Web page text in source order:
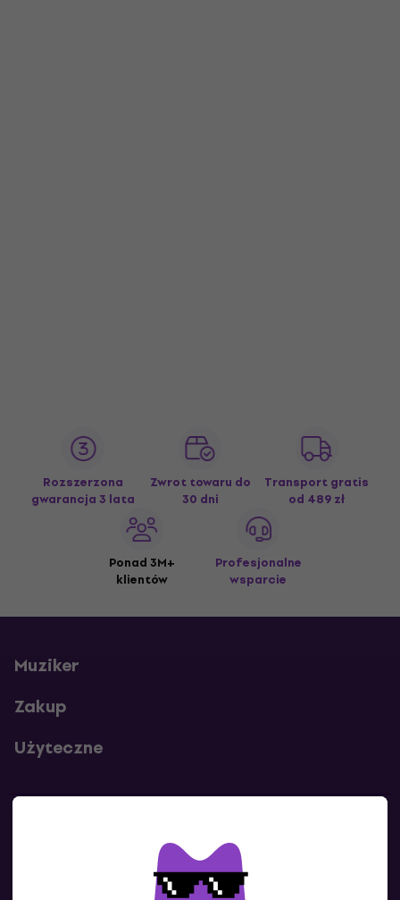
Rozszerzona
gwarancja 3 lata
Zwrot towaru do
30 dni
Transport gratis
od 489 zł
Ponad 3M+
klientów
Profesjonalne
wsparcie
Muziker
Zakup
Użyteczne
Skontaktuj się z nami